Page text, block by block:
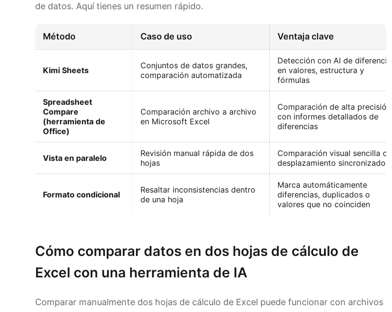
de datos. Aquí tienes un resumen rápido.
Método Caso de uso Ventaja clave
Kimi Sheets
Conjuntos de datos grandes,
comparación automatizada
Detección con AI de diferencias
en valores, estructura y
fórmulas
Spreadsheet
Compare
(herramienta de
Office)
Comparación archivo a archivo
en Microsoft Excel
Comparación de alta precisión
con informes detallados de
diferencias
Vista en paralelo
Revisión manual rápida de dos
hojas
Comparación visual sencilla con
desplazamiento sincronizado
Formato condicional
Resaltar inconsistencias dentro
de una hoja
Marca automáticamente
diferencias, duplicados o
valores que no coinciden
Cómo comparar datos en dos hojas de cálculo de
Excel con una herramienta de IA
Comparar manualmente dos hojas de cálculo de Excel puede funcionar con archivos